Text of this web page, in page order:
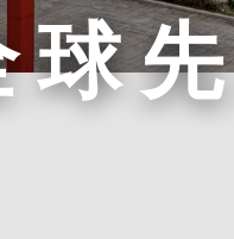
球